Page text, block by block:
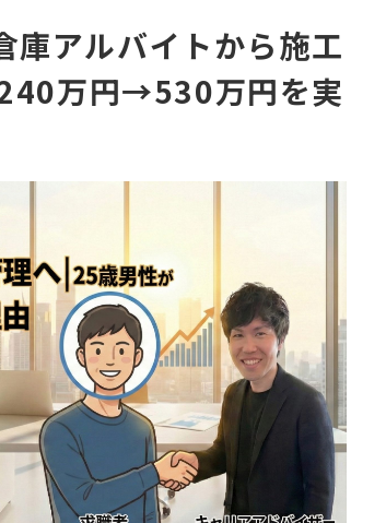
庫アルバイトから施工
万円→530万円を実